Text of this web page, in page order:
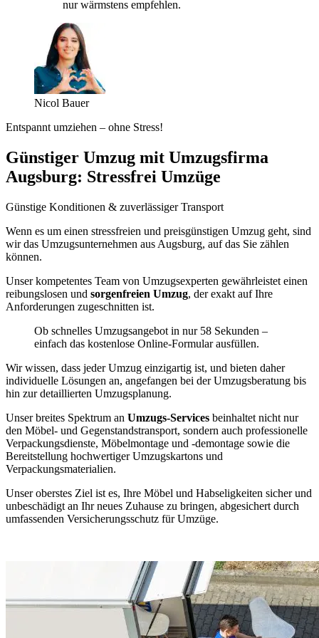
nur wärmstens empfehlen.
Nicol Bauer
Entspannt umziehen – ohne Stress!
Günstiger Umzug mit Umzugsfirma
Augsburg: Stressfrei Umzüge
Günstige Konditionen & zuverlässiger Transport
Wenn es um einen stressfreien und preisgünstigen Umzug geht, sind
wir das Umzugsunternehmen aus Augsburg, auf das Sie zählen
können.
Unser kompetentes Team von Umzugsexperten gewährleistet einen
reibungslosen und sorgenfreien Umzug, der exakt auf Ihre
Anforderungen zugeschnitten ist.
Ob schnelles Umzugsangebot in nur 58 Sekunden –
einfach das kostenlose Online-Formular ausfüllen.
Wir wissen, dass jeder Umzug einzigartig ist, und bieten daher
individuelle Lösungen an, angefangen bei der Umzugsberatung bis
hin zur detaillierten Umzugsplanung.
Unser breites Spektrum an Umzugs-Services beinhaltet nicht nur
den Möbel- und Gegenstandstransport, sondern auch professionelle
Verpackungsdienste, Möbelmontage und -demontage sowie die
Bereitstellung hochwertiger Umzugskartons und
Verpackungsmaterialien.
Unser oberstes Ziel ist es, Ihre Möbel und Habseligkeiten sicher und
unbeschädigt an Ihr neues Zuhause zu bringen, abgesichert durch
umfassenden Versicherungsschutz für Umzüge.